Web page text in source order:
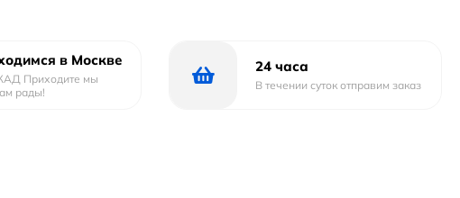
в Москве
Приходите мы
рады!
24 часа
В течении суток отправим заказ